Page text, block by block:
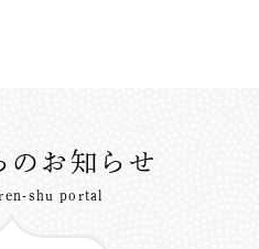
のお知らせ
shu portal